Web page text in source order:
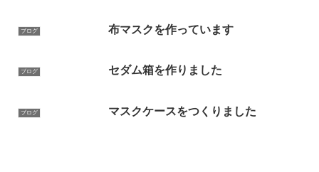
ブログ 布マスクを作っています
ブログ セダム箱を作りました
ブログ マスクケースをつくりました